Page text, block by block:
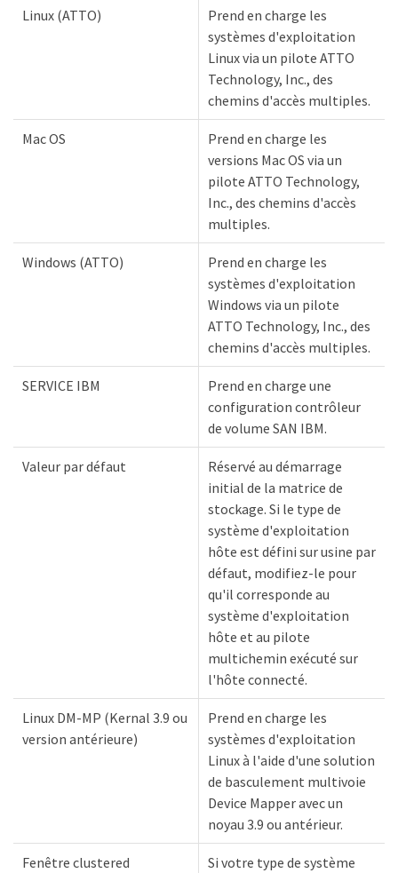
Linux (ATTO)
Prend en charge les
systèmes d'exploitation
Linux via un pilote ATTO
Technology, Inc., des
chemins d'accès multiples.
Mac OS
Prend en charge les
versions Mac OS via un
pilote ATTO Technology,
Inc., des chemins d'accès
multiples.
Windows (ATTO)
Prend en charge les
systèmes d'exploitation
Windows via un pilote
ATTO Technology, Inc., des
chemins d'accès multiples.
SERVICE IBM
Prend en charge une
configuration contrôleur
de volume SAN IBM.
Valeur par défaut
Réservé au démarrage
initial de la matrice de
stockage. Si le type de
système d'exploitation
hôte est défini sur usine par
défaut, modifiez-le pour
qu'il corresponde au
système d'exploitation
hôte et au pilote
multichemin exécuté sur
l'hôte connecté.
Linux DM-MP (Kernal 3.9 ou
version antérieure)
Prend en charge les
systèmes d'exploitation
Linux à l'aide d'une solution
de basculement multivoie
Device Mapper avec un
noyau 3.9 ou antérieur.
Fenêtre clustered
Si votre type de système